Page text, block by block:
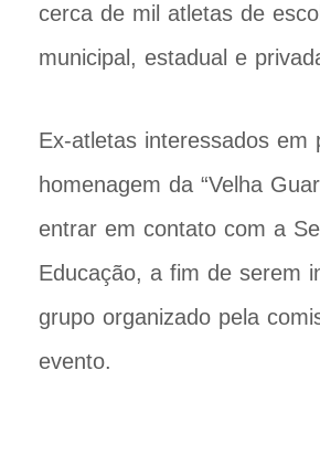
cerca de mil atletas de
municipal, estadual e
Ex-atletas interessados em
homenagem da “Velha
entrar em contato com a
Educação, a fim de serem
grupo organizado pela
evento.